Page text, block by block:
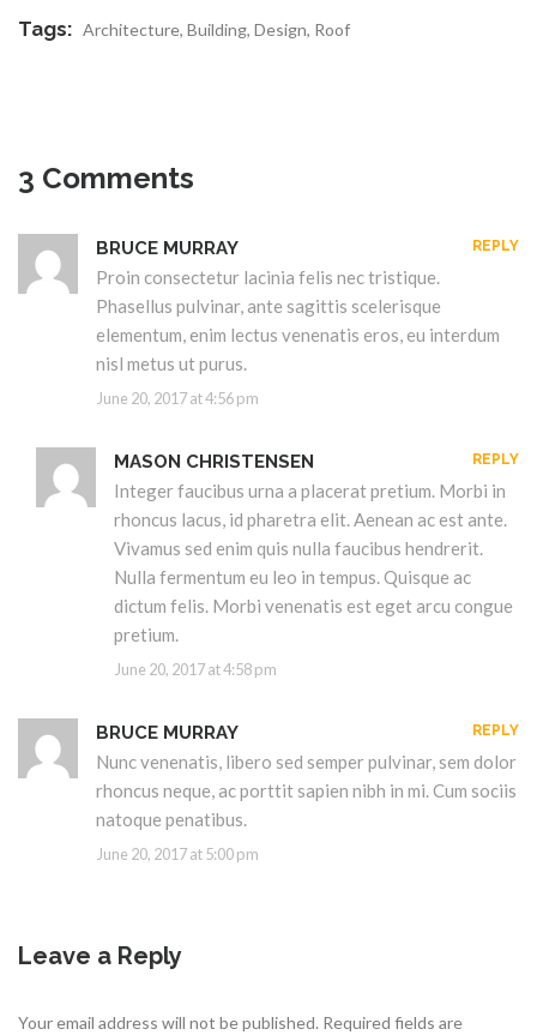
Tags: Architecture, Building, Design, Roof
3 Comments
REPLY
BRUCE MURRAY
Proin consectetur lacinia felis nec tristique.
Phasellus pulvinar, ante sagittis scelerisque
elementum, enim lectus venenatis eros, eu interdum
nisl metus ut purus.
June 20, 2017 at 4:56 pm
REPLY
MASON CHRISTENSEN
Integer faucibus urna a placerat pretium. Morbi in
rhoncus lacus, id pharetra elit. Aenean ac est ante.
Vivamus sed enim quis nulla faucibus hendrerit.
Nulla fermentum eu leo in tempus. Quisque ac
dictum felis. Morbi venenatis est eget arcu congue
pretium.
June 20, 2017 at 4:58 pm
REPLY
BRUCE MURRAY
Nunc venenatis, libero sed semper pulvinar, sem dolor
rhoncus neque, ac porttit sapien nibh in mi. Cum sociis
natoque penatibus.
June 20, 2017 at 5:00 pm
Leave a Reply
Your email address will not be published. Required fields are